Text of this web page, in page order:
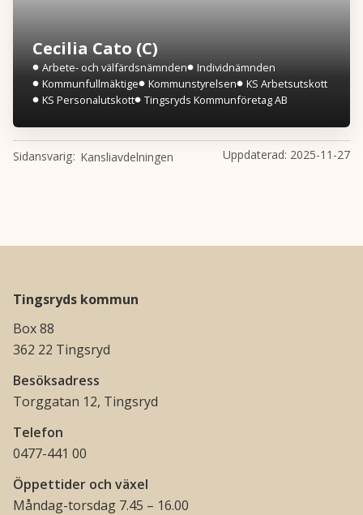
Arbete- och välfärdsnämnden
Individnämnden
Kommunfullmäktige
Kommunstyrelsen
KS Arbetsutskott
KS Personalutskott
Tingsryds Kommunföretag AB
Cecilia Cato (C)
Kansliavdelningen
Sidansvarig Uppdaterad: 2025-11-27
Tingsryds kommun
Box 88
362 22 Tingsryd
Besöksadress
Torggatan 12, Tingsryd
Telefon
0477-441 00
Öppettider och växel
Måndag-torsdag 7.45 – 16.00